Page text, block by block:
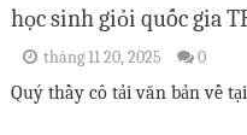
học sinh giỏi quốc gia
tháng 11 20, 2025 0
Quý thầy cô tải văn bản về